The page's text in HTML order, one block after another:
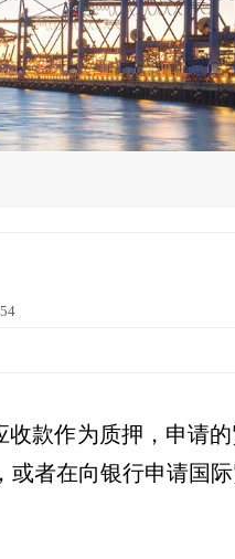
款作为质押，申请
者在向银行申请国